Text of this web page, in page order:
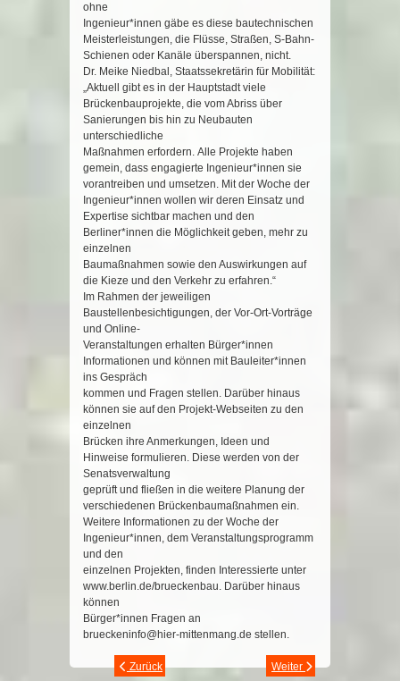
ohne
Ingenieur*innen gäbe es diese bautechnischen
Meisterleistungen, die Flüsse, Straßen, S-Bahn-
Schienen oder Kanäle überspannen, nicht.
Dr. Meike Niedbal, Staatssekretärin für Mobilität:
„Aktuell gibt es in der Hauptstadt viele
Brückenbauprojekte, die vom Abriss über
Sanierungen bis hin zu Neubauten
unterschiedliche
Maßnahmen erfordern. Alle Projekte haben
gemein, dass engagierte Ingenieur*innen sie
vorantreiben und umsetzen. Mit der Woche der
Ingenieur*innen wollen wir deren Einsatz und
Expertise sichtbar machen und den
Berliner*innen die Möglichkeit geben, mehr zu
einzelnen
Baumaßnahmen sowie den Auswirkungen auf
die Kieze und den Verkehr zu erfahren.“
Im Rahmen der jeweiligen
Baustellenbesichtigungen, der Vor-Ort-Vorträge
und Online-
Veranstaltungen erhalten Bürger*innen
Informationen und können mit Bauleiter*innen
ins Gespräch
kommen und Fragen stellen. Darüber hinaus
können sie auf den Projekt-Webseiten zu den
einzelnen
Brücken ihre Anmerkungen, Ideen und
Hinweise formulieren. Diese werden von der
Senatsverwaltung
geprüft und fließen in die weitere Planung der
verschiedenen Brückenbaumaßnahmen ein.
Weitere Informationen zu der Woche der
Ingenieur*innen, dem Veranstaltungsprogramm
und den
einzelnen Projekten, finden Interessierte unter
www.berlin.de/brueckenbau. Darüber hinaus
können
Bürger*innen Fragen an
brueckeninfo@hier-mittenmang.de stellen.
Zurück Weiter